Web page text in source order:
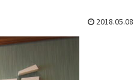
2018.05.08